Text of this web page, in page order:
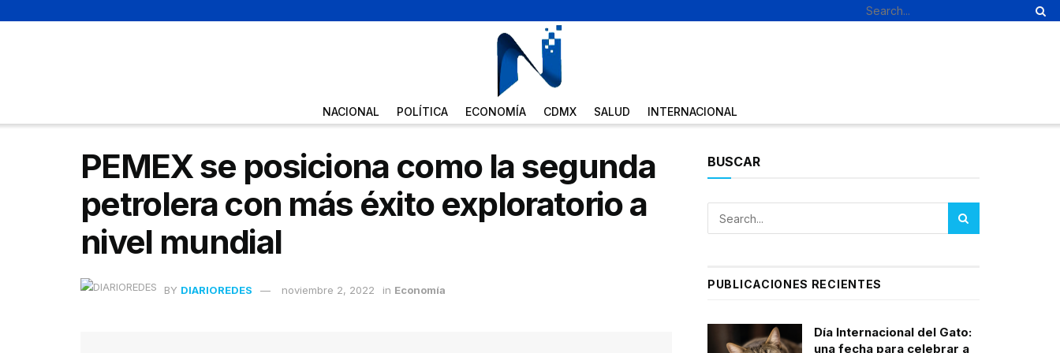
NACIONAL POLÍTICA ECONOMÍA CDMX SALUD INTERNACIONAL
PEMEX se posiciona como la segunda
petrolera con más éxito exploratorio a
nivel mundial
BY DIARIOREDES noviembre 2, 2022 in Economía
BUSCAR
PUBLICACIONES RECIENTES
Día Internacional del Gato:
una fecha para celebrar a